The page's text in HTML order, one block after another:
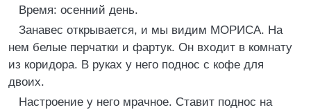
Время: осенний день.
Занавес открывается, и мы видим МОРИСА. На
нем белые перчатки и фартук. Он входит в комнату
из коридора. В руках у него поднос с кофе для
двоих.
Настроение у него мрачное. Ставит поднос на